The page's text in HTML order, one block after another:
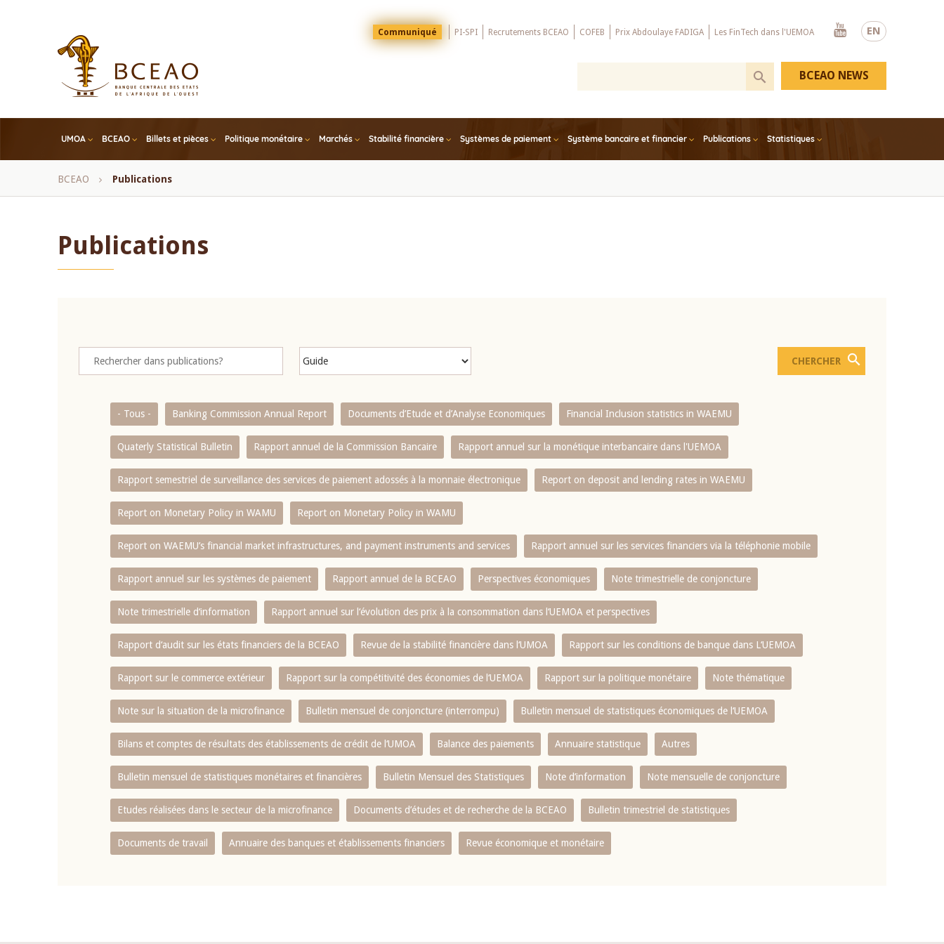
EN
Menu
Top
Communiqué PI-SPI Recrutements BCEAO COFEB Prix Abdoulaye FADIGA Les FinTech dans l'UEMOA
Youtube
UMOA BCEAO Billets et pièces Politique monétaire Marchés Stabilité financière Systèmes de paiement Système bancaire et financier Publications Statistiques
BCEAO NEWS
Fil
BCEAO Publications
Publications
- Tous - Banking Commission Annual Report Documents d’Etude et d’Analyse Economiques Financial Inclusion statistics in WAEMU
Quaterly Statistical Bulletin Rapport annuel de la Commission Bancaire Rapport annuel sur la monétique interbancaire dans l'UEMOA
Rapport semestriel de surveillance des services de paiement adossés à la monnaie électronique Report on deposit and lending rates in WAEMU
Report on Monetary Policy in WAMU Report on Monetary Policy in WAMU
Report on WAEMU’s financial market infrastructures, and payment instruments and services Rapport annuel sur les services financiers via la téléphonie mobile
Rapport annuel sur les systèmes de paiement Rapport annuel de la BCEAO Perspectives économiques Note trimestrielle de conjoncture
Note trimestrielle d‘information Rapport annuel sur l‘évolution des prix à la consommation dans l‘UEMOA et perspectives
Rapport d‘audit sur les états financiers de la BCEAO Revue de la stabilité financière dans l‘UMOA Rapport sur les conditions de banque dans L‘UEMOA
Rapport sur le commerce extérieur Rapport sur la compétitivité des économies de l‘UEMOA Rapport sur la politique monétaire Note thématique
Note sur la situation de la microfinance Bulletin mensuel de conjoncture (interrompu) Bulletin mensuel de statistiques économiques de l‘UEMOA
Bilans et comptes de résultats des établissements de crédit de l‘UMOA Balance des paiements Annuaire statistique Autres
Bulletin mensuel de statistiques monétaires et financières Bulletin Mensuel des Statistiques Note d’information Note mensuelle de conjoncture
Etudes réalisées dans le secteur de la microfinance Documents d’études et de recherche de la BCEAO Bulletin trimestriel de statistiques
Documents de travail Annuaire des banques et établissements financiers Revue économique et monétaire